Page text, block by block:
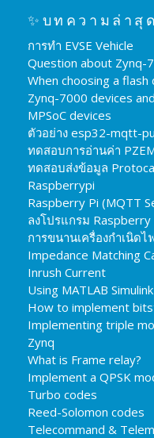
✨บทความล่าสุด
การทำ EVSE Vehicle
Question about Zynq-
When choosing a
Zynq-7000 devices
MPSoC devices
ตัวอย่าง esp32-mqtt-
ทดสอบการอ่านค่า
ทดสอบส่งข้อมูล
Raspberrypi
Raspberry Pi (MQTT
ลงโปรแกรม Raspberry
การขนานเครื่องกำเนิด
Impedance Matching
Inrush Current
Using MATLAB
How to implement
Implementing triple
Zynq
What is Frame relay?
Implement a QPSK
Turbo codes
Reed-Solomon codes
Telecommand &